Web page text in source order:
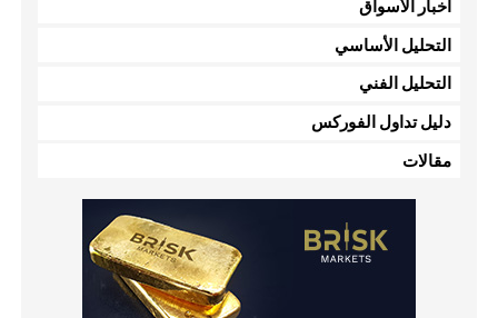
أخبار الأسواق
التحليل الأساسي
التحليل الفني
دليل تداول الفوركس
مقالات